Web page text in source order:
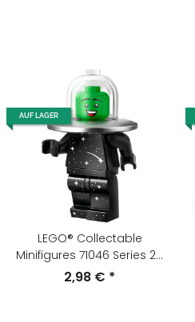
AUF LAGER
LEGO® Collectable
Minifigures 71046 Series 26
Krankenschwester-
2,98 € *